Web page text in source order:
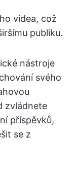
videa, což
publiku.
nástroje
svého
zvládnete
příspěvků,
se z